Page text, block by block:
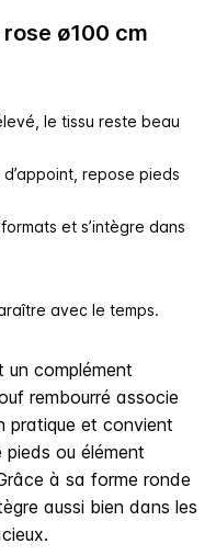
ø100 cm
le tissu reste beau
repose pieds
et s’intègre dans
avec le temps.
un complément
rembourré associe
pratique et convient
pieds ou élément
à sa forme ronde
aussi bien dans les